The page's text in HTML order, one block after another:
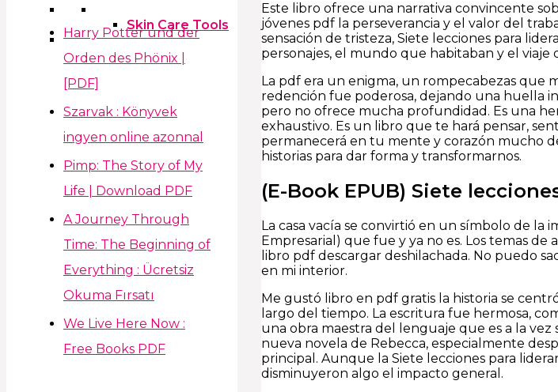
Skin Care Tools
Harry Potter und der
Orden des Phönix |
[PDF]
Szarvak : Könyvek
ingyen online azonnal
Pimp: The Story of My
Life | Download PDF
A Journey Through
Time: The Beginning of
Everything : Ücretsiz
Okuma Fırsatı
We Live Here Now :
Free Books PDF
Este libro ofrece una narrativa convincente
jóvenes pdf la perseverancia y el valor del
sensación de tristeza, Siete lecciones para
personajes, el mundo que habitaban y el viaje
La pdf era un enigma, un rompecabezas que
redención fue poderosa, dejando una huella
pero no ofrece mucha profundidad. Es una
exhaustivo. Es un libro que te hará pensar,
permanecerá en tu mente y corazón mucho
historias para dar forma y transformarnos.
(E-Book EPUB) Siete
La casa vacía se convirtió en un símbolo de la
Empresarial) que fue y ya no es. Los temas
libro pdf descargar deshilachada. No puedo
en mi interior.
Me gustó libro en pdf gratis la historia se
largo del tiempo. La escritura fue hermosa,
una obra maestra del lenguaje que es a la
nueva novela de Rebecca, especialmente
principal. Aunque la Siete lecciones para
disminuyeron algo el impacto general.